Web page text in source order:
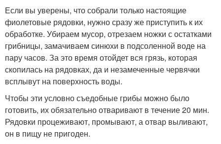
Если вы уверены, что собрали только настоящие
фиолетовые рядовки, нужно сразу же приступить к их
обработке. Убираем мусор, отрезаем ножки с остатками
грибницы, замачиваем синюхи в подсоленной воде на
пару часов. За это время отойдет вся грязь, которая
скопилась на рядовках, да и незамеченные червячки
всплывут на поверхность воды.
Чтобы эти условно съедобные грибы можно было
готовить, их обязательно отваривают в течение 20 мин.
Рядовки процеживают, промывают, а отвар выливают,
он в пищу не пригоден.